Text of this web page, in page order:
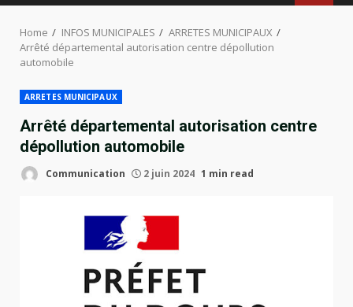
Home INFOS MUNICIPALES
ARRETES MUNICIPAUX
Arrêté départemental autorisation centre dépollution
automobile
ARRETES MUNICIPAUX
Arrêté départemental autorisation centre
dépollution automobile
Communication 2 juin 2024 1 min read